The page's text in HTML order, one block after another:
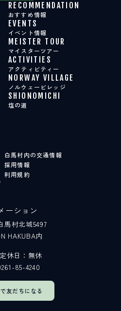
RECOMMENDATION
おすすめ情報
EVENTS
イベント情報
MEISTER TOUR
マイスターツアー
ACTIVITIES
アクティビティー
NORWAY VILLAGE
ノルウェービレッジ
SHIONOMICHI
塩の道
白馬村内の交通情報
採用情報
利用規約
友だちになる
ーション
馬村北城5497
HAKUBA内
定休日：無休
85-4240